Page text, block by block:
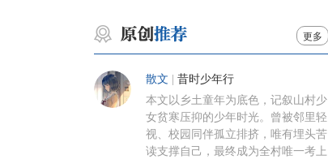
更多
散文 昔时少年行
本文以乡土童年为底色，记叙山村少
女贫寒压抑的少年时光。曾被邻里轻
视、校园同伴孤立排挤，唯有埋头苦
读支撑自己，最终成为全村唯一考上